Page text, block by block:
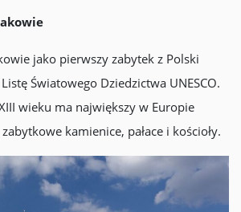
jako pierwszy zabytek z Polski
Światowego Dziedzictwa UNESCO.
wieku ma największy w Europie
kamienice, pałace i kościoły.